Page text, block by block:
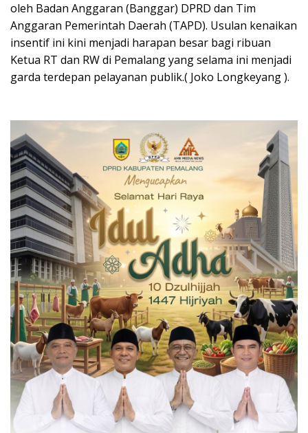
oleh Badan Anggaran (Banggar) DPRD dan Tim
Anggaran Pemerintah Daerah (TAPD). Usulan kenaikan
insentif ini kini menjadi harapan besar bagi ribuan
Ketua RT dan RW di Pemalang yang selama ini menjadi
garda terdepan pelayanan publik.( Joko Longkeyang ).